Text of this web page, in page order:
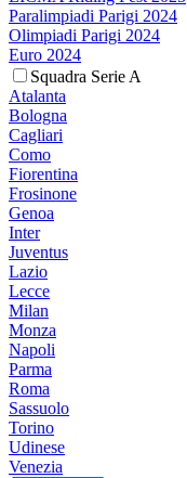
Paralimpiadi Parigi 2024
Olimpiadi Parigi 2024
Euro 2024
Squadra Serie A
Atalanta
Bologna
Cagliari
Como
Fiorentina
Frosinone
Genoa
Inter
Juventus
Lazio
Lecce
Milan
Monza
Napoli
Parma
Roma
Sassuolo
Torino
Udinese
Venezia